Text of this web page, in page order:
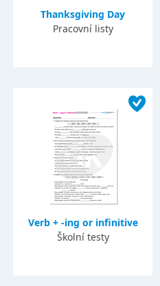
Thanksgiving Day
Pracovní listy
Verb + -ing or infinitive
Školní testy